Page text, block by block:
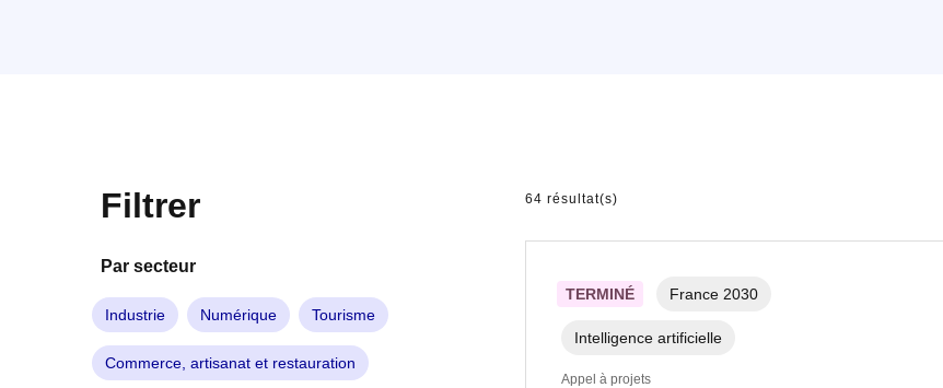
Filtrer
Par secteur
Industrie Numérique Tourisme
Commerce, artisanat et restauration
64 résultat(s)
TERMINÉ France 2030
Intelligence artificielle
Appel à projets